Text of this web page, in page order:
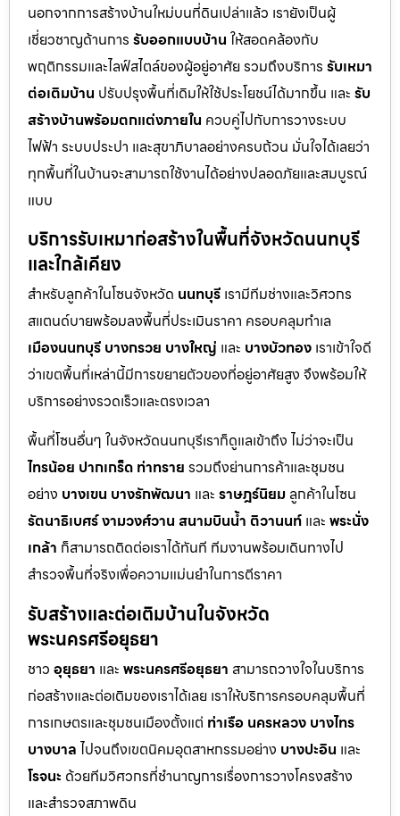
นอกจากการสร้างบ้านใหม่บนที่ดินเปล่าแล้ว เรายังเป็นผู้
เชี่ยวชาญด้านการ รับออกแบบบ้าน ให้สอดคล้องกับ
พฤติกรรมและไลฟ์สไตล์ของผู้อยู่อาศัย รวมถึงบริการ รับเหมา
ต่อเติมบ้าน ปรับปรุงพื้นที่เดิมให้ใช้ประโยชน์ได้มากขึ้น และ รับ
สร้างบ้านพร้อมตกแต่งภายใน ควบคู่ไปกับการวางระบบ
ไฟฟ้า ระบบประปา และสุขาภิบาลอย่างครบถ้วน มั่นใจได้เลยว่า
ทุกพื้นที่ในบ้านจะสามารถใช้งานได้อย่างปลอดภัยและสมบูรณ์
แบบ
บริการรับเหมาก่อสร้างในพื้นที่จังหวัดนนทบุรี
และใกล้เคียง
สำหรับลูกค้าในโซนจังหวัด นนทบุรี เรามีทีมช่างและวิศวกร
สแตนด์บายพร้อมลงพื้นที่ประเมินราคา ครอบคลุมทำเล
เมืองนนทบุรี บางกรวย บางใหญ่ และ บางบัวทอง เราเข้าใจดี
ว่าเขตพื้นที่เหล่านี้มีการขยายตัวของที่อยู่อาศัยสูง จึงพร้อมให้
บริการอย่างรวดเร็วและตรงเวลา
พื้นที่โซนอื่นๆ ในจังหวัดนนทบุรีเราก็ดูแลเข้าถึง ไม่ว่าจะเป็น
ไทรน้อย ปากเกร็ด ท่าทราย รวมถึงย่านการค้าและชุมชน
อย่าง บางเขน บางรักพัฒนา และ ราษฎร์นิยม ลูกค้าในโซน
รัตนาธิเบศร์งามวงศ์วาน สนามบินน้ำ ติวานนท์ และ พระนั่ง
เกล้า ก็สามารถติดต่อเราได้ทันที ทีมงานพร้อมเดินทางไป
สำรวจพื้นที่จริงเพื่อความแม่นยำในการตีราคา
รับสร้างและต่อเติมบ้านในจังหวัด
พระนครศรีอยุธยา
ชาว อุยุธยา และ พระนครศรีอยุธยา สามารถวางใจในบริการ
ก่อสร้างและต่อเติมของเราได้เลย เราให้บริการครอบคลุมพื้นที่
การเกษตรและชุมชนเมืองตั้งแต่ ท่าเรือ นครหลวง บางไทร
บางบาล ไปจนถึงเขตนิคมอุตสาหกรรมอย่าง บางปะอิน และ
โรจนะ ด้วยทีมวิศวกรที่ชำนาญการเรื่องการวางโครงสร้าง
และสำรวจสภาพดิน